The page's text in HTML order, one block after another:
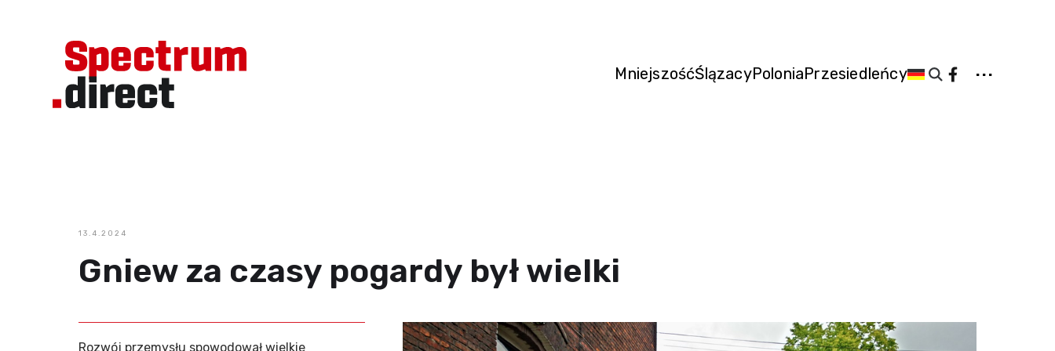
MniejszośćŚlązacyPoloniaPrzesiedleńcy ...
13.4.2024
Gniew za czasy pogardy był wielki
Rozwój przemysłu spowodował wielkie